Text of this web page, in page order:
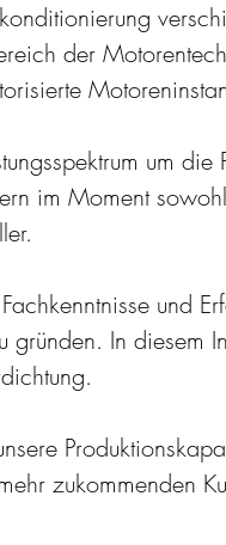
der
um die
im Moment
und
gründen. In
zukommenden